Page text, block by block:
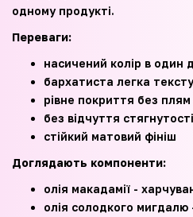
одному продукті.
Переваги:
насичений колір в один
бархатиста легка
рівне покриття без плям
без відчуття стягнутості
стійкий матовий фініш
Доглядають компоненти:
олія макадамії -
олія солодкого мигдалю